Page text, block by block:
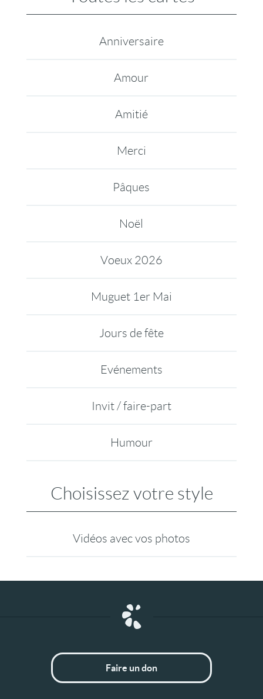
Anniversaire
Amour
Amitié
Merci
Pâques
Noël
Voeux 2026
Muguet 1er Mai
Jours de fête
Evénements
Invit / faire-part
Humour
Choisissez votre style
Vidéos avec vos photos
Faire un don